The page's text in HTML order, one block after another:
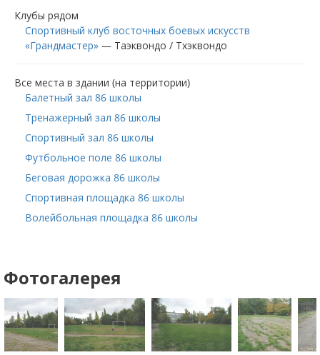
Клубы рядом
Спортивный клуб восточных боевых искусств
«Грандмастер» — Таэквондо / Тхэквондо
Все места в здании (на территории)
Балетный зал 86 школы
Тренажерный зал 86 школы
Спортивный зал 86 школы
Футбольное поле 86 школы
Беговая дорожка 86 школы
Спортивная площадка 86 школы
Волейбольная площадка 86 школы
Фотогалерея